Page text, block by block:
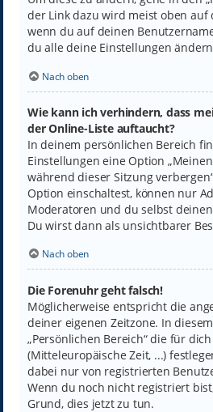
der Link dazu wird meist oben auf
wenn du auf deinen
du alle deine Einstellungen
Nach oben
Wie kann ich verhindern, dass
der Online-Liste auftaucht?
In deinem persönlichen Bereich
Einstellungen eine Option
während dieser Sitzung
Option einschaltest, können nur
Moderatoren und du selbst
Du wirst dann als unsichtbarer
Nach oben
Die Forenuhr geht falsch!
Möglicherweise entspricht die
deiner eigenen Zeitzone. In
„Persönlichen Bereich“ die für
(Mitteleuropäische Zeit, ...)
dabei nur von registrierten
Wenn du noch nicht registriert
Grund, dies jetzt zu tun.